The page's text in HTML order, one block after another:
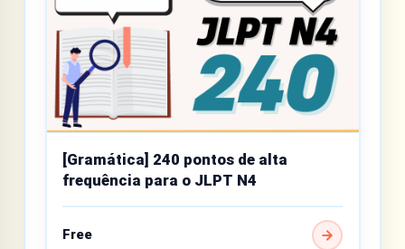
[Gramática] 240 pontos de alta
frequência para o JLPT N4
Free